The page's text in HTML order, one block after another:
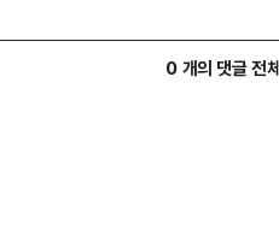
0 개의 댓글 전